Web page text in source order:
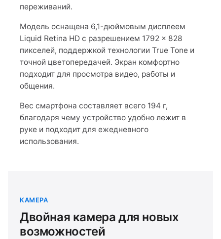
переживаний.
Модель оснащена 6,1-дюймовым дисплеем
Liquid Retina HD с разрешением 1792 × 828
пикселей, поддержкой технологии True Tone и
точной цветопередачей. Экран комфортно
подходит для просмотра видео, работы и
общения.
Вес смартфона составляет всего 194 г,
благодаря чему устройство удобно лежит в
руке и подходит для ежедневного
использования.
КАМЕРА
Двойная камера для новых
возможностей